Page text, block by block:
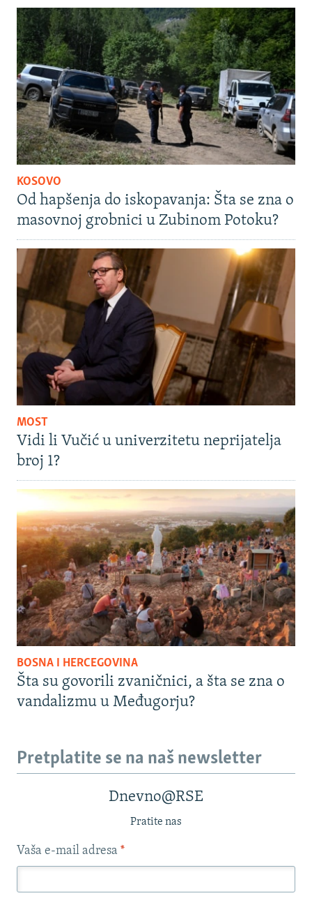
KOSOVO
Od hapšenja do iskopavanja: Šta se zna o
masovnoj grobnici u Zubinom Potoku?
MOST
Vidi li Vučić u univerzitetu neprijatelja
broj 1?
BOSNA I HERCEGOVINA
Šta su govorili zvaničnici, a šta se zna o
vandalizmu u Međugorju?
Pretplatite se na naš newsletter
Dnevno@RSE
Pratite nas
Vaša e-mail adresa *